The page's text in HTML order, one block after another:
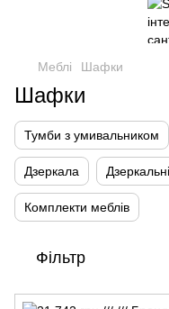
Меблі Шафки
Шафки
Тумби з умивальником
Дзеркала
Комплекти меблів
Фільтр